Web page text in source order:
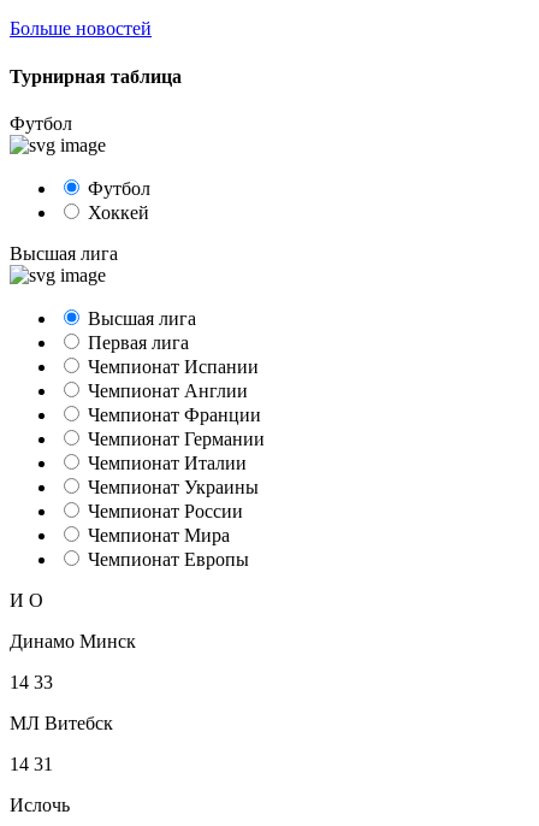
Больше новостей
Турнирная таблица
Футбол
Футбол
Хоккей
Высшая лига
Высшая лига
Первая лига
Чемпионат Испании
Чемпионат Англии
Чемпионат Франции
Чемпионат Германии
Чемпионат Италии
Чемпионат Украины
Чемпионат России
Чемпионат Мира
Чемпионат Европы
И О
Динамо Минск
14 33
МЛ Витебск
14 31
Ислочь